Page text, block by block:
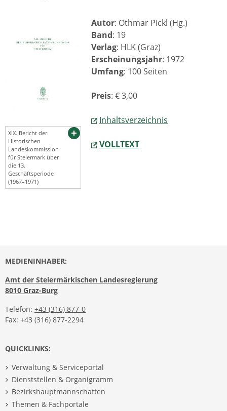
XIX. Bericht der
Historischen
Landeskommission
für Steiermark über
die 13.
Geschäftsperiode
(1967–1971)
Autor: Othmar Pickl (Hg.)
Band: 19
Verlag: HLK (Graz)
Erscheinungsjahr: 1972
Umfang: 100 Seiten
Preis: € 3,00
Inhaltsverzeichnis
VOLLTEXT
MEDIENINHABER:
Amt der Steiermärkischen Landesregierung
8010 Graz-Burg
Telefon: +43 (316) 877-0
Fax: +43 (316) 877-2294
QUICKLINKS:
Verwaltung & Serviceportal
Dienststellen & Organigramm
Bezirkshauptmannschaften
Themen & Fachportale